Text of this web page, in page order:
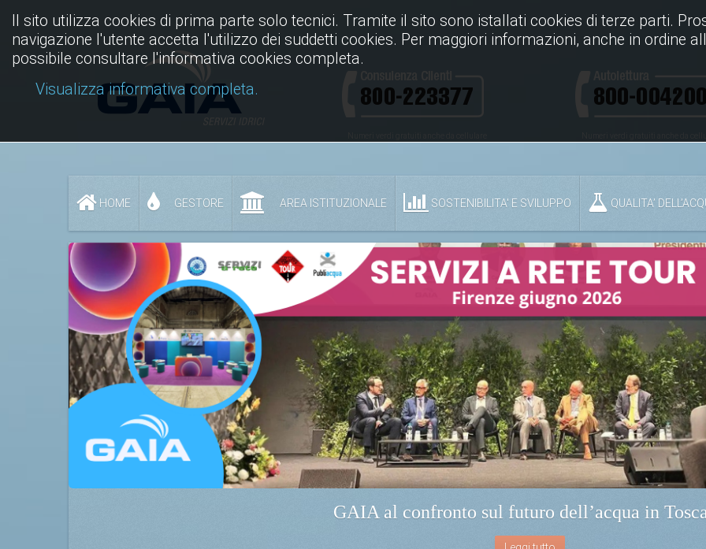
HOME GESTORE AREA ISTITUZIONALE SOSTENIBILITA' E SVILUPPO QUALITA’
GAIA al confronto sul futuro dell’acqua in
Il sito utilizza cookies di prima parte solo tecnici. Tramite il sito sono istallati cookies di terze parti.
navigazione l'utente accetta l'utilizzo dei suddetti cookies. Per maggiori informazioni, anche in ordine
possibile consultare l'informativa cookies completa.
Visualizza informativa completa.